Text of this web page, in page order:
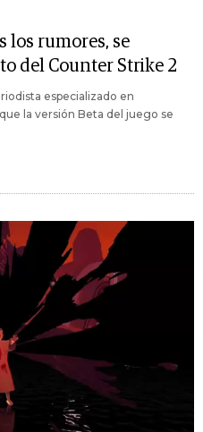
los rumores, se
del Counter Strike 2
especializado en
la versión Beta del juego se